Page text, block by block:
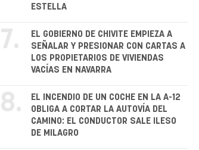
ESTELLA
7.
EL GOBIERNO DE CHIVITE EMPIEZA A
SEÑALAR Y PRESIONAR CON CARTAS A
LOS PROPIETARIOS DE VIVIENDAS
VACÍAS EN NAVARRA
8.
EL INCENDIO DE UN COCHE EN LA A-12
OBLIGA A CORTAR LA AUTOVÍA DEL
CAMINO: EL CONDUCTOR SALE ILESO
DE MILAGRO